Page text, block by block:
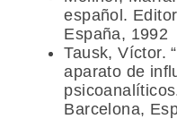
español.
España, 1992
Tausk, Víctor.
aparato de
Barcelona,